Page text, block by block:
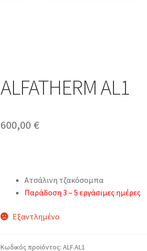
ALFATHERM AL1
600,00 €
Ατσάλινη τζακόσομπα
Παράδοση 3 – 5 εργάσιμες ημέρες
Εξαντλημένο
Κωδικός προϊόντος: ALF.AL1